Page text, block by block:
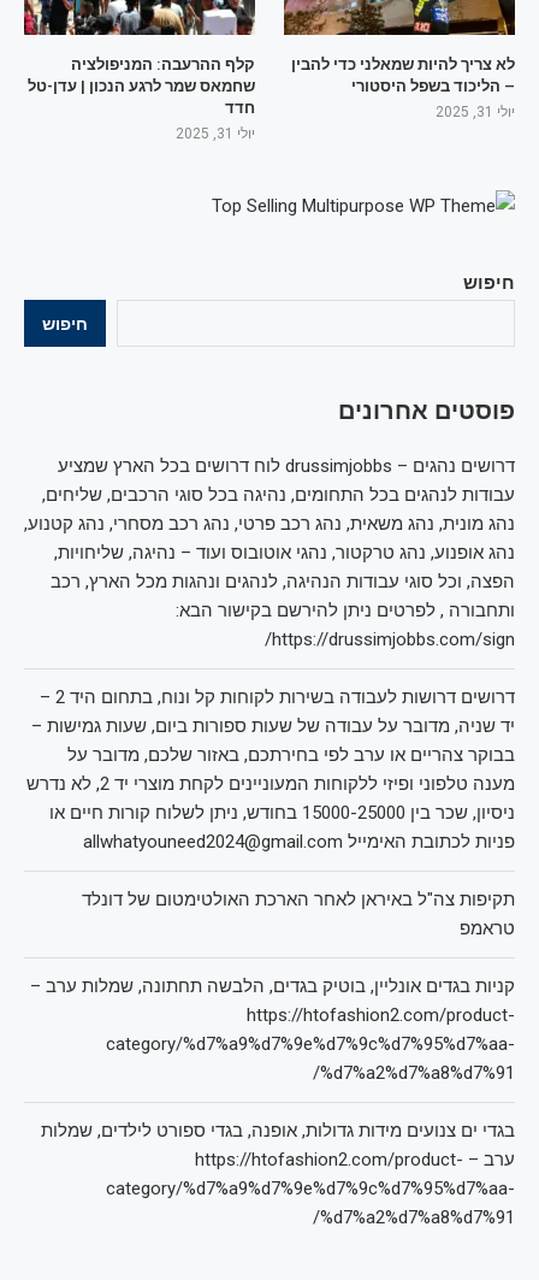
חיפוש
חיפוש
פוסטים אחרונים
דרושים נהגים – drussimjobbs לוח דרושים בכל הארץ שמציע
עבודות לנהגים בכל התחומים, נהיגה בכל סוגי הרכבים, שליחים,
נהג מונית, נהג משאית, נהג רכב פרטי, נהג רכב מסחרי, נהג קטנוע,
נהג אופנוע, נהג טרקטור, נהגי אוטובוס ועוד – נהיגה, שליחויות,
הפצה, וכל סוגי עבודות הנהיגה, לנהגים ונהגות מכל הארץ, רכב
ותחבורה , לפרטים ניתן להירשם בקישור הבא:
https://drussimjobbs.com/sign/
דרושים דרושות לעבודה בשירות לקוחות קל ונוח, בתחום היד 2 –
יד שניה, מדובר על עבודה של שעות ספורות ביום, שעות גמישות –
בבוקר צהריים או ערב לפי בחירתכם, באזור שלכם, מדובר על
מענה טלפוני ופיזי ללקוחות המעוניינים לקחת מוצרי יד 2, לא נדרש
ניסיון, שכר בין 15000-25000 בחודש, ניתן לשלוח קורות חיים או
פניות לכתובת האימייל allwhatyouneed2024@gmail.com
תקיפות צה"ל באיראן לאחר הארכת האולטימטום של דונלד
טראמפ
קניות בגדים אונליין, בוטיק בגדים, הלבשה תחתונה, שמלות ערב –
https://htofashion2.com/product-
category/%d7%a9%d7%9e%d7%9c%d7%95%d7%aa-
%d7%a2%d7%a8%d7%91/
בגדי ים צנועים מידות גדולות, אופנה, בגדי ספורט לילדים, שמלות
ערב – https://htofashion2.com/product-
category/%d7%a9%d7%9e%d7%9c%d7%95%d7%aa-
%d7%a2%d7%a8%d7%91/
לא צריך להיות שמאלני כדי להבין
– הליכוד בשפל היסטורי
יולי 31, 2025
קלף ההרעבה: המניפולציה
שחמאס שמר לרגע הנכון | עדן-טל
חדד
יולי 31, 2025